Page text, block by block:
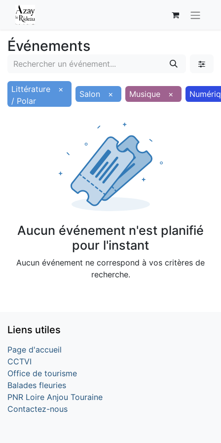
Événements
Littérature
/ Polar
× Salon × Musique ×
Aucun événement n'est planifié
pour l'instant
Aucun événement ne correspond à vos critères de
recherche.
Liens utiles
Page d'accueil
CCTVI
Office de tourisme
Balades fleuries
PNR Loire Anjou Touraine
Contactez-nous